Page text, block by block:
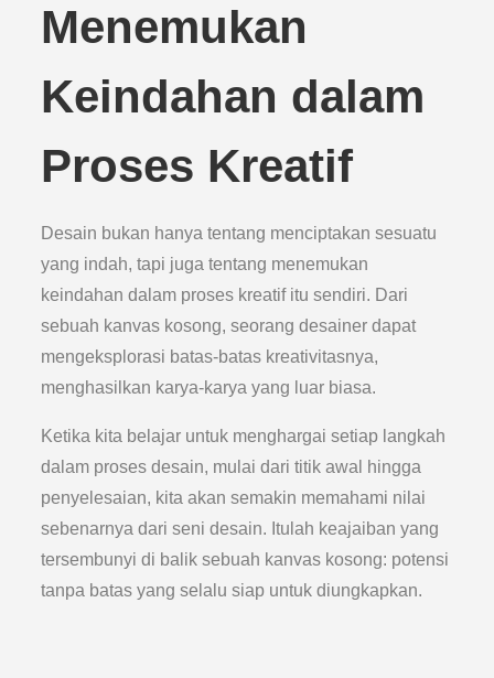
Menemukan
Keindahan dalam
Proses Kreatif
Desain bukan hanya tentang menciptakan sesuatu
yang indah, tapi juga tentang menemukan
keindahan dalam proses kreatif itu sendiri. Dari
sebuah kanvas kosong, seorang desainer dapat
mengeksplorasi batas-batas kreativitasnya,
menghasilkan karya-karya yang luar biasa.
Ketika kita belajar untuk menghargai setiap langkah
dalam proses desain, mulai dari titik awal hingga
penyelesaian, kita akan semakin memahami nilai
sebenarnya dari seni desain. Itulah keajaiban yang
tersembunyi di balik sebuah kanvas kosong: potensi
tanpa batas yang selalu siap untuk diungkapkan.